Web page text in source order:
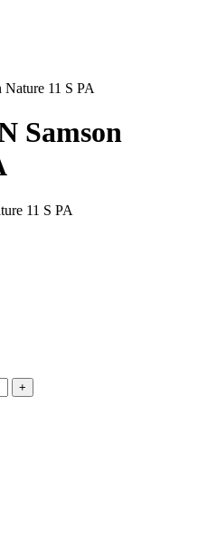
11 S PA
Samson
+